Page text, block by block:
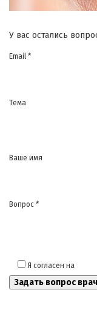
У вас остались
Email *
Тема
Ваше имя
Вопрос *
Я согласен на